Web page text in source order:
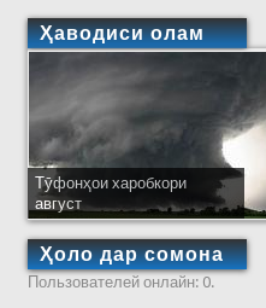
Ҳаводиси олам
Тӯфонҳои харобкори
август
Ҳоло дар сомона
Пользователей онлайн: 0.